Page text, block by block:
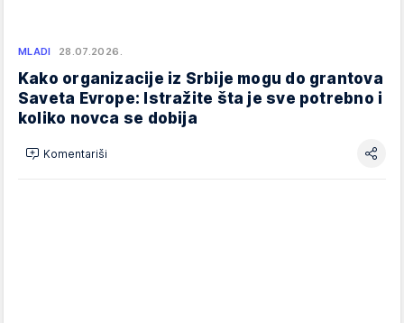
MLADI 28.07.2026.
Kako organizacije iz Srbije mogu do grantova
Saveta Evrope: Istražite šta je sve potrebno i
koliko novca se dobija
Komentariši